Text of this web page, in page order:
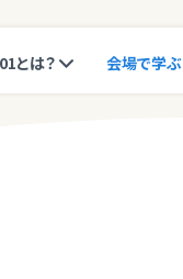
とは？ 会場で学ぶ